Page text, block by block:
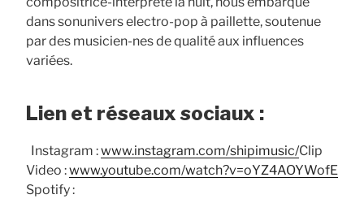
dans son​ univers electro-pop à paillette, soutenue
par des musicien-nes de qualité aux influences
variées.
Lien et réseaux sociaux :
Instagram :www.instagram.com/shipimusic/​Clip
Video :www.youtube.com/watch?v=oYZ4AOYWofE​
Spotify :